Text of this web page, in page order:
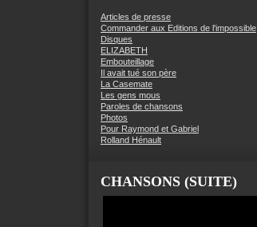
Articles de presse
Commander aux Editions de l'impossible
Disques
ELIZABETH
Embouteillage
Il avait tué son père
La Casemate
Les gens mous
Paroles de chansons
Photos
Pour Raymond et Gabriel
Rolland Hénault
CHANSONS (SUITE)